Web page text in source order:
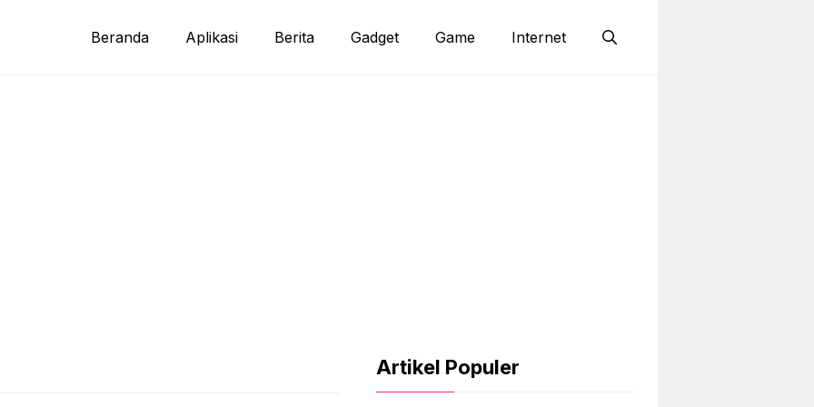
Beranda Aplikasi Berita Gadget Game Internet
Artikel Populer